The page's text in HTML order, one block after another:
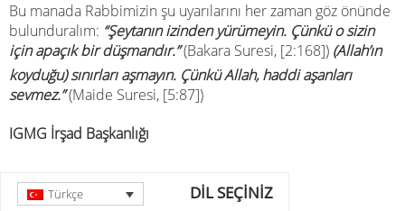
Bu manada Rabbimizin şu uyarılarını her zaman göz önünde
bulunduralım: “Şeytanın izinden yürümeyin. Çünkü o sizin
için apaçık bir düşmandır.”(Bakara Suresi, [2:168]) (Allah’ın
koyduğu) sınırları aşmayın. Çünkü Allah, haddi aşanları
sevmez.”(Maide Suresi, [5:87])
IGMG İrşad Başkanlığı
DİL SEÇİNİZ
Türkçe